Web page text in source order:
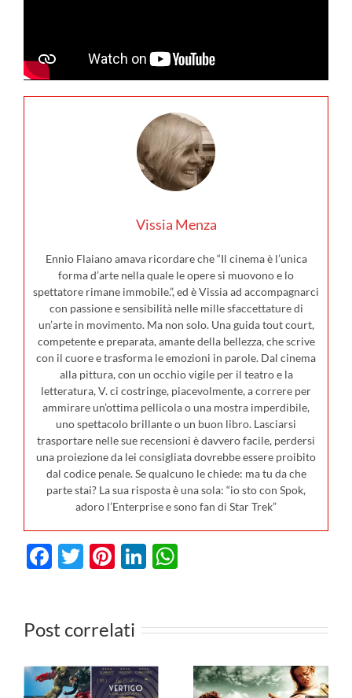
Vissia Menza
Ennio Flaiano amava ricordare che “Il cinema è l’unica
forma d’arte nella quale le opere si muovono e lo
spettatore rimane immobile.”, ed è Vissia ad accompagnarci
con passione e sensibilità nelle mille sfaccettature di
un’arte in movimento. Ma non solo. Una guida tout court,
competente e preparata, amante della bellezza, che scrive
con il cuore e trasforma le emozioni in parole. Dal cinema
alla pittura, con un occhio vigile per il teatro e la
letteratura, V. ci costringe, piacevolmente, a correre per
ammirare un’ottima pellicola o una mostra imperdibile,
uno spettacolo brillante o un buon libro. Lasciarsi
trasportare nelle sue recensioni è davvero facile, perdersi
una proiezione da lei consigliata dovrebbe essere proibito
dal codice penale. Se qualcuno le chiede: ma tu da che
parte stai? La sua risposta è una sola: “io sto con Spok,
adoro l’Enterprise e sono fan di Star Trek”
Facebook
Twitter
Pinterest
LinkedIn
Post correlati
vedere in TV
cinema il 23
luglio: da
Terapia di